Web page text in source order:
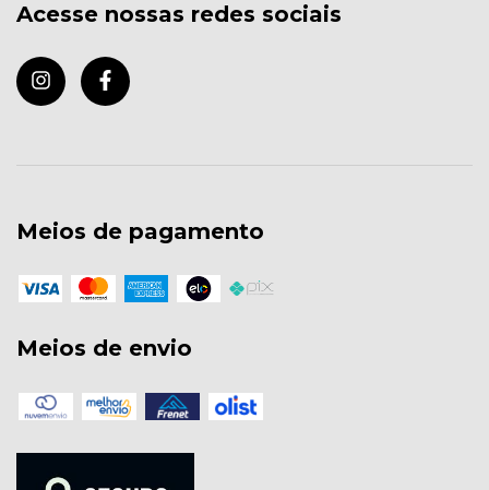
Acesse nossas redes sociais
Meios de pagamento
Meios de envio